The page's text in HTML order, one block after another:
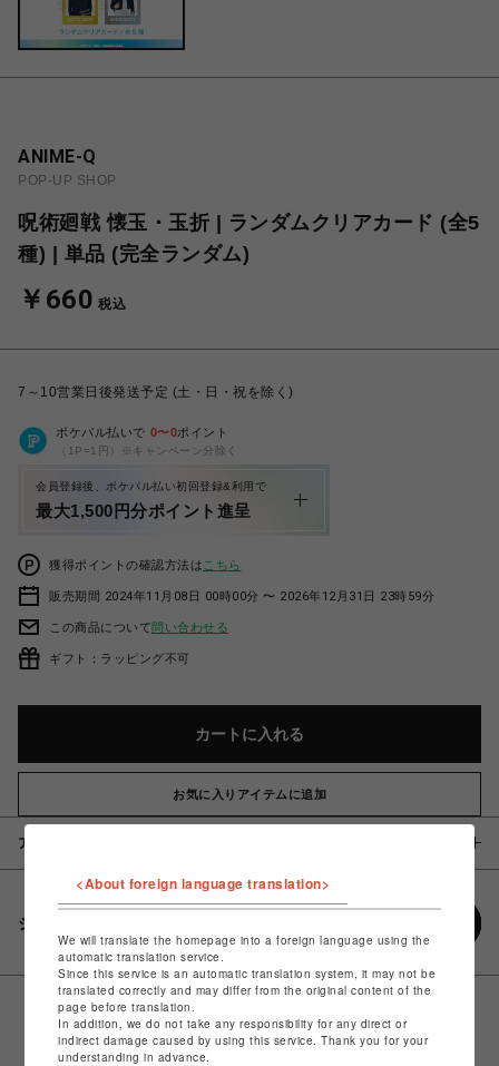
ANIME-Q
POP-UP SHOP
呪術廻戦 懐玉・玉折 | ランダムクリアカード (全5
種) | 単品 (完全ランダム)
￥660 税込
7～10営業日後発送予定 (土・日・祝を除く)
ポケパル払いで 0〜0ポイント
（1P=1円）※キャンペーン分除く
会員登録後、ポケパル払い初回登録&利用で
最大1,500円分ポイント進呈
獲得ポイントの確認方法は こちら
販売期間 2024年11月08日 00時00分 〜 2026年12月31日 23時59分
この商品について問い合わせる
ギフト：ラッピング不可
カートに入れる
お気に入りアイテムに追加
アイテム説明 / 素材
シェアする
<About foreign language translation>
We will translate the homepage into a foreign language using the
automatic translation service.
Since this service is an automatic translation system, it may not be
translated correctly and may differ from the original content of the
page before translation.
In addition, we do not take any responsibility for any direct or
indirect damage caused by using this service. Thank you for your
understanding in advance.